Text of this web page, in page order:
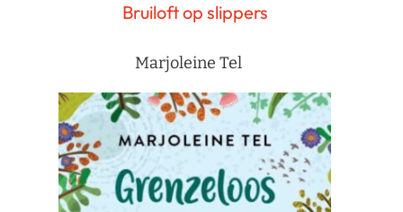
Bruiloft op slippers
Marjoleine Tel